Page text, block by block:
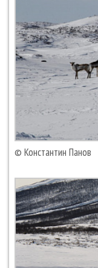
© Константин Панов